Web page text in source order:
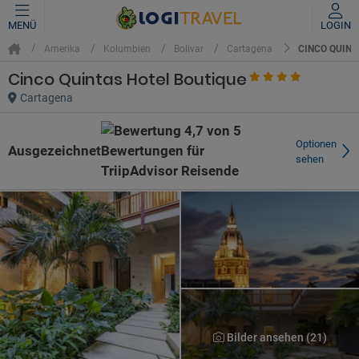
MENÜ LOGIN
Amerika Kolumbien Bolivar Cartagena CINCO
Cinco Quintas Hotel Boutique
Cartagena
Ausgezeichnet
Optionen
sehen
Bilder ansehen (21)